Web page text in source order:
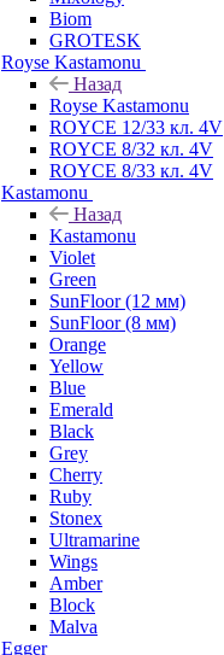
Biom
GROTESK
Royse Kastamonu
Назад
Royse Kastamonu
ROYCE 12/33 кл. 4V
ROYCE 8/32 кл. 4V
ROYCE 8/33 кл. 4V
Kastamonu
Назад
Kastamonu
Violet
Green
SunFloor (12 мм)
SunFloor (8 мм)
Orange
Yellow
Blue
Emerald
Black
Grey
Cherry
Ruby
Stonex
Ultramarine
Wings
Amber
Block
Malva
Egger